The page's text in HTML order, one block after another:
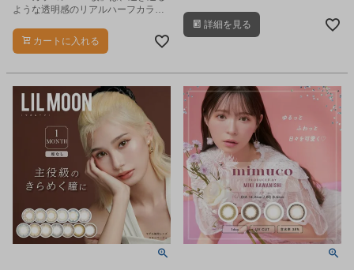
ような透明感のリアルハーフカラコ
カートに入れる
詳細を見る